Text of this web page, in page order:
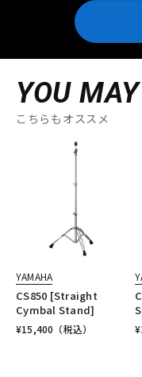
YOU
こちらもオススメ
YAMAHA
CS850 [Straight
Cymbal Stand]
¥15,400 （税込） ¥